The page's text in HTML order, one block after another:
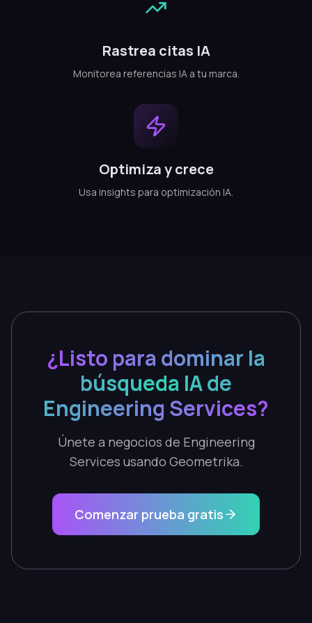
Rastrea citas IA
Monitorea referencias IA a tu marca.
Optimiza y crece
Usa insights para optimización IA.
¿Listo para dominar la
búsqueda IA de
Engineering Services?
Únete a negocios de Engineering
Services usando Geometrika.
Comenzar prueba gratis